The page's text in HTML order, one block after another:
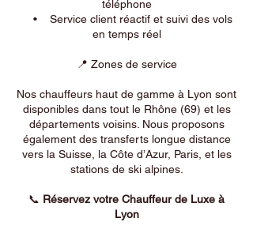
téléphone
• Service client réactif et suivi des vols
en temps réel
📍 Zones de service
Nos chauffeurs haut de gamme à Lyon sont
disponibles dans tout le Rhône (69) et les
départements voisins. Nous proposons
également des transferts longue distance
vers la Suisse, la Côte d’Azur, Paris, et les
stations de ski alpines.
📞 Réservez votre Chauffeur de Luxe à
Lyon